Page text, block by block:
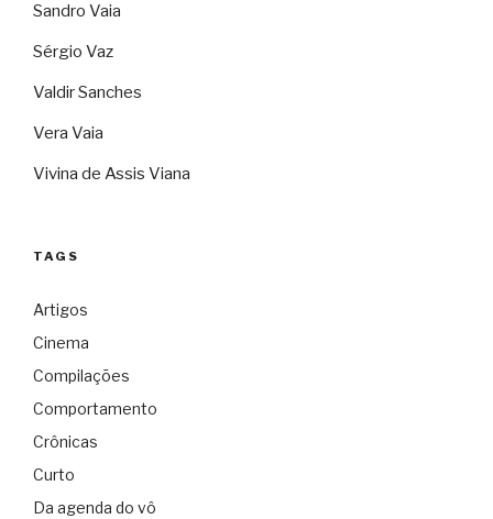
Sandro Vaia
Sérgio Vaz
Valdir Sanches
Vera Vaia
Vivina de Assis Viana
TAGS
Artigos
Cinema
Compilações
Comportamento
Crônicas
Curto
Da agenda do vô